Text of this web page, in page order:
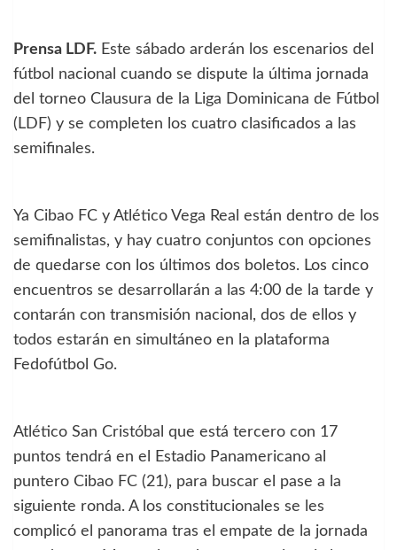
Prensa LDF. Este sábado arderán los escenarios del
fútbol nacional cuando se dispute la última jornada
del torneo Clausura de la Liga Dominicana de Fútbol
(LDF) y se completen los cuatro clasificados a las
semifinales.
Ya Cibao FC y Atlético Vega Real están dentro de los
semifinalistas, y hay cuatro conjuntos con opciones
de quedarse con los últimos dos boletos. Los cinco
encuentros se desarrollarán a las 4:00 de la tarde y
contarán con transmisión nacional, dos de ellos y
todos estarán en simultáneo en la plataforma
Fedofútbol Go.
Atlético San Cristóbal que está tercero con 17
puntos tendrá en el Estadio Panamericano al
puntero Cibao FC (21), para buscar el pase a la
siguiente ronda. A los constitucionales se les
complicó el panorama tras el empate de la jornada